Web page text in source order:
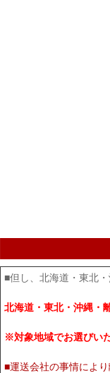
■但し、北海道・東北・
北海道・東北・沖縄・
※対象地域でお選びい
■運送会社の事情によ